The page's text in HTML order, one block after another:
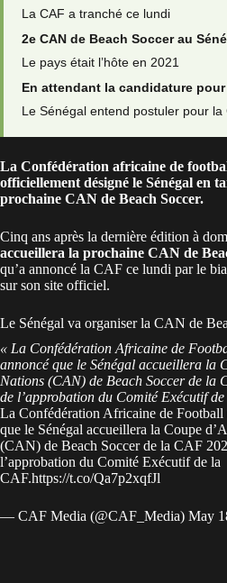
La CAF a tranché ce lundi
2e CAN de Beach Soccer au
Le pays était l’hôte en 2021
En attendant la candidature pour
Le Sénégal entend postuler pour la
La Confédération africaine de
officiellement désigné le Sénégal en
prochaine CAN de Beach Soccer.
Cinq ans après la dernière édition à
accueillera la prochaine CAN de
qu’a annoncé la CAF ce lundi par le
sur son site officiel.
Le Sénégal va organiser la CAN de
« La Confédération Africaine de
annoncé que le Sénégal accueillera la
Nations (CAN) de Beach Soccer de la
de l’approbation du Comité Exécutif
La Confédération Africaine de
que le Sénégal accueillera la Coupe
(CAN) de Beach Soccer de la CAF
l’approbation du Comité Exécutif de la
CAF.https://t.co/Qa7p2xqfJl
— CAF Media (@CAF_Media) May